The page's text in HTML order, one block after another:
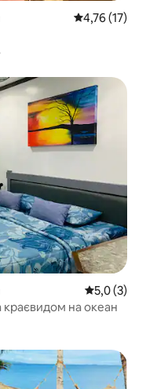
Середня
4,76 (17)
Середня
5,0 (3)
краєвидом на океан